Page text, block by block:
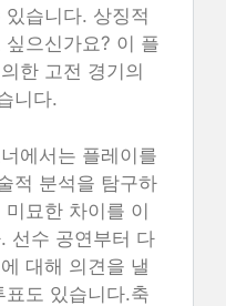
습니다. 상징적
으신가요? 이 플
한 고전 경기의
니다.
에서는 플레이를
적 분석을 탐구하
묘한 차이를 이
선수 공연부터 다
대해 의견을 낼
도 있습니다.축